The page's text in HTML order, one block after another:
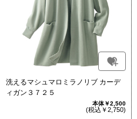
洗えるマシュマロミラノリブ カーデ
ィガン３７２５
本体￥2,500
(税込￥2,750)